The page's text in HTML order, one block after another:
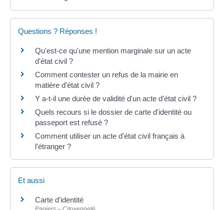
Questions ? Réponses !
Qu'est-ce qu'une mention marginale sur un acte
d'état civil ?
Comment contester un refus de la mairie en
matière d'état civil ?
Y a-t-il une durée de validité d'un acte d'état civil ?
Quels recours si le dossier de carte d'identité ou
passeport est refusé ?
Comment utiliser un acte d'état civil français à
l'étranger ?
Et aussi
Carte d'identité